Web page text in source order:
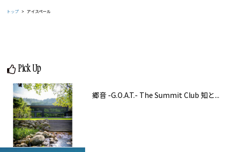
トップ アイスペール
Pick Up
郷音 -G.O.A.T.- The Summit Club 知と...